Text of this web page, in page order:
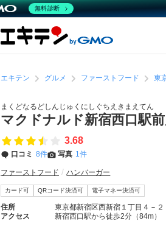
エキテン グルメ ファーストフード 東
まくどなるどしんじゅくにしぐちえきまえてん
マクドナルド新宿西口駅
3.68
口コミ 8件 写真 1件
ファーストフード ハンバーガー
カード可 QRコード決済可 電子マネー決済可
住所
東京都新宿区西新宿１丁目４－２
アクセス
新宿西口駅から徒歩2分（84m）
無料診断